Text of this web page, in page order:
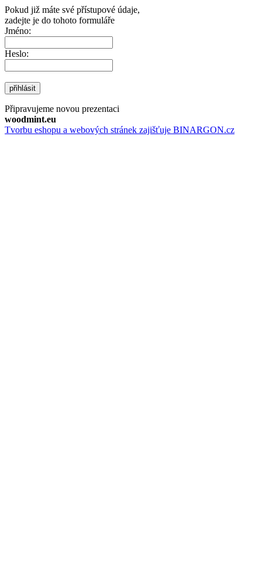
Pokud již máte své přístupové údaje,
zadejte je do tohoto formuláře
Jméno:
Heslo:
přihlásit
Připravujeme novou prezentaci
woodmint.eu
Tvorbu eshopu a webových stránek zajišťuje BINARGON.cz